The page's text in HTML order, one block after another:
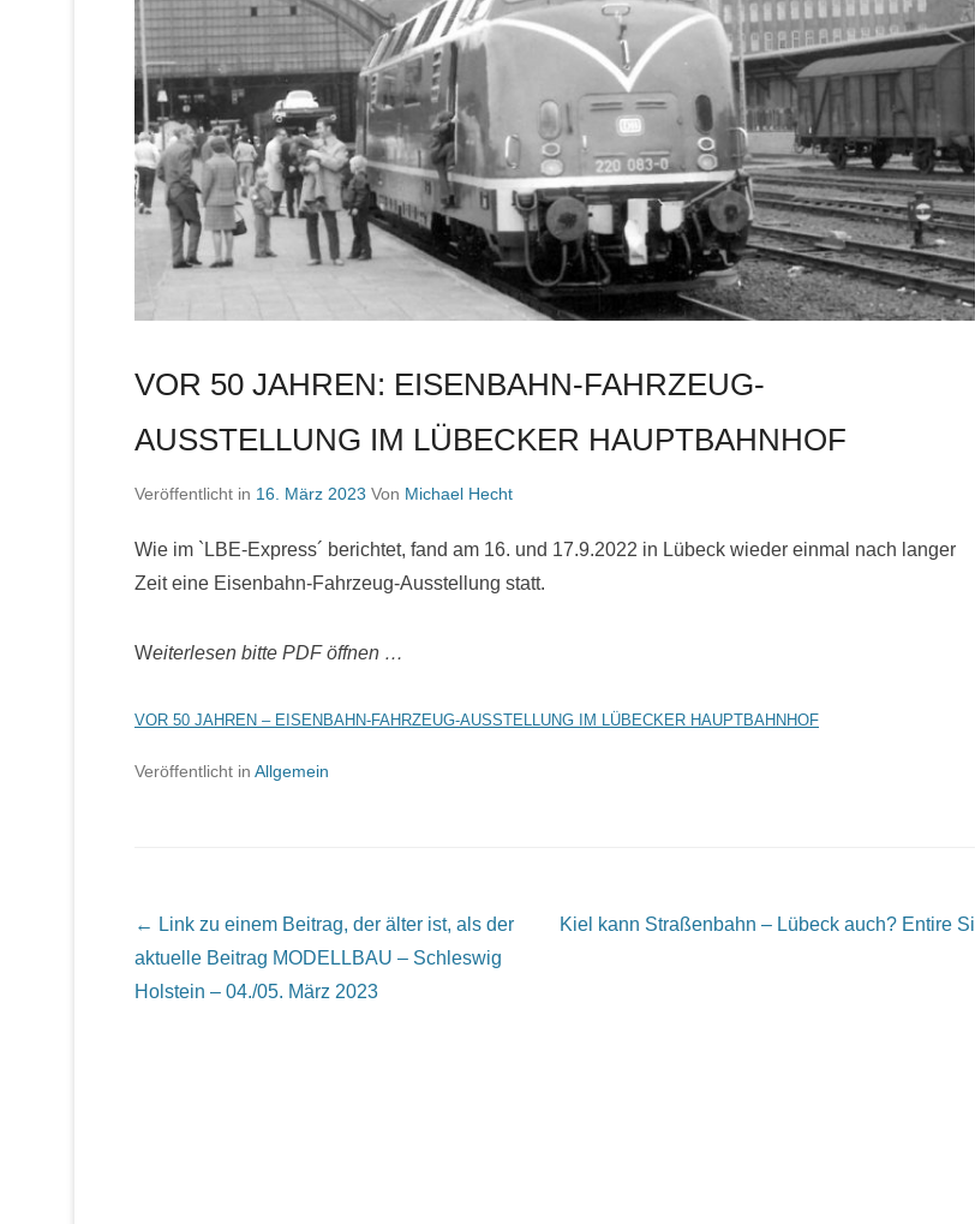
VOR 50 JAHREN: EISENBAHN-FAHRZEUG-
AUSSTELLUNG IM LÜBECKER HAUPTBAHNHOF
Veröffentlicht in 16. März 2023 Von Michael Hecht
Wie im `LBE-Express´ berichtet, fand am 16. und 17.9.2022 in Lübeck wieder einmal nach langer
Zeit eine Eisenbahn-Fahrzeug-Ausstellung statt.
Weiterlesen bitte PDF öffnen …
VOR 50 JAHREN – EISENBAHN-FAHRZEUG-AUSSTELLUNG IM LÜBECKER HAUPTBAHNHOF
Veröffentlicht in Allgemein
Beitrags Übersicht
← Link zu einem Beitrag, der älter ist, als der
aktuelle Beitrag MODELLBAU – Schleswig
Holstein – 04./05. März 2023
Kiel kann Straßenbahn – Lübeck auch? Entire Si